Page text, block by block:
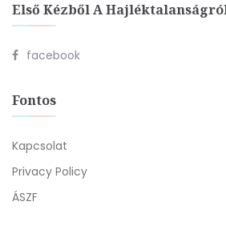
Első Kézből A
facebook
Fontos
Kapcsolat
Privacy Policy
ÁSZF